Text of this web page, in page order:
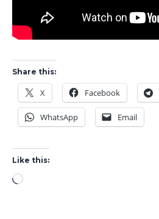
Share this:
X Facebook
WhatsApp Email
Like this:
Loading…